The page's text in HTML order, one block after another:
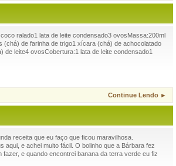
ralado1 lata de leite condensado3 ovosMassa:200ml
de farinha de trigo1 xícara (chá) de achocolatado
leite4 ovosCobertura:1 lata de leite condensado1
Continue Lendo ►
receita que eu faço que ficou maravilhosa.
aqui, e achei muito fácil. O bolinho que a Bárbara fez
e quando encontrei banana da terra verde eu fiz